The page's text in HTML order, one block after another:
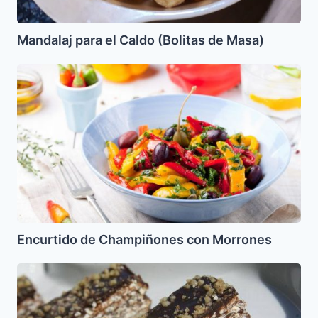
Mandalaj para el Caldo (Bolitas de Masa)
Encurtido
de
Champiñones
con
Morrones
Encurtido de Champiñones con Morrones
Marquesa
de
Chocolate